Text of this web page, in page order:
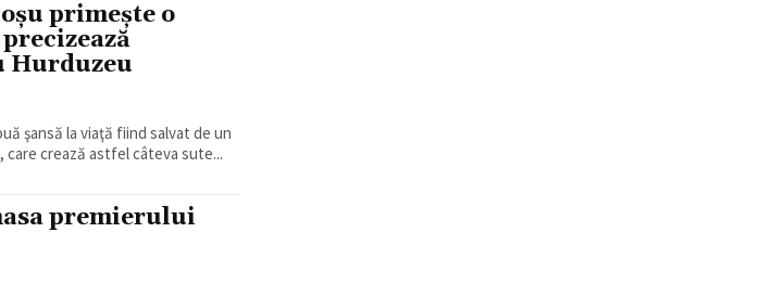
primește o
Hurduzeu
şansă la viaţă fiind salvat de un
care crează astfel câteva sute...
premierului